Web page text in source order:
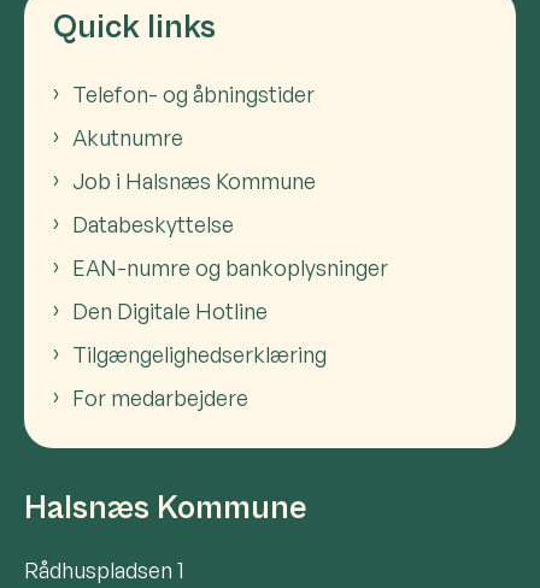
Quick links
Telefon- og åbningstider
Akutnumre
Job i Halsnæs Kommune
Databeskyttelse
EAN-numre og bankoplysninger
Den Digitale Hotline
Tilgængelighedserklæring
For medarbejdere
Halsnæs Kommune
Rådhuspladsen 1